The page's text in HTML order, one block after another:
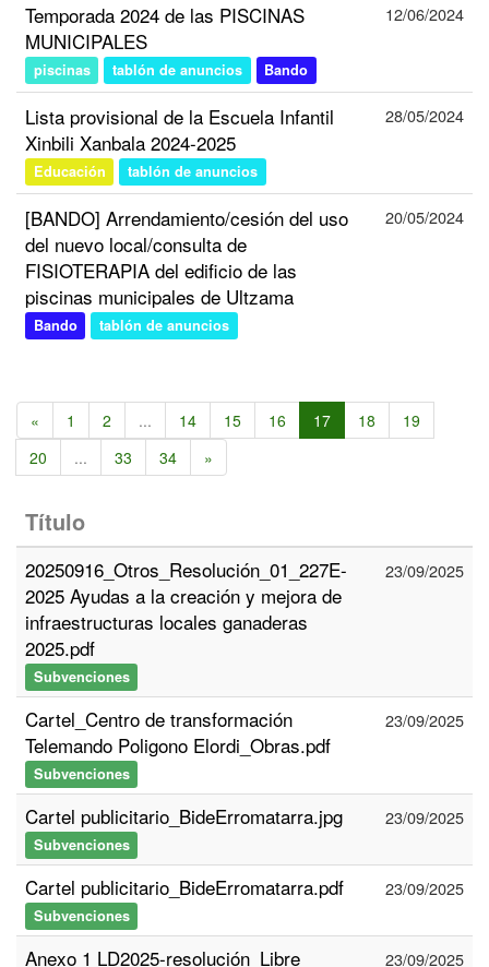
Temporada 2024 de las PISCINAS
MUNICIPALES
piscinas tablón de anuncios Bando
12/06/2024
Lista provisional de la Escuela Infantil
Xinbili Xanbala 2024-2025
Educación tablón de anuncios
28/05/2024
[BANDO] Arrendamiento/cesión del uso
del nuevo local/consulta de
FISIOTERAPIA del edificio de las
piscinas municipales de Ultzama
Bando tablón de anuncios
20/05/2024
« 1 2 ... 14 15 16 17 18
19
20
... 33 34 »
Título
20250916_Otros_Resolución_01_227E-
2025 Ayudas a la creación y mejora de
infraestructuras locales ganaderas
2025.pdf
Subvenciones
23/09/2025
Cartel_Centro de transformación
Telemando Poligono Elordi_Obras.pdf
Subvenciones
23/09/2025
Cartel publicitario_BideErromatarra.jpg
Subvenciones
23/09/2025
Cartel publicitario_BideErromatarra.pdf
Subvenciones
23/09/2025
Anexo 1 LD2025-resolución_Libre 23/09/2025